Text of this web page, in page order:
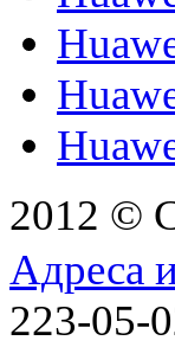
2012 ©
Адреса
223-05-